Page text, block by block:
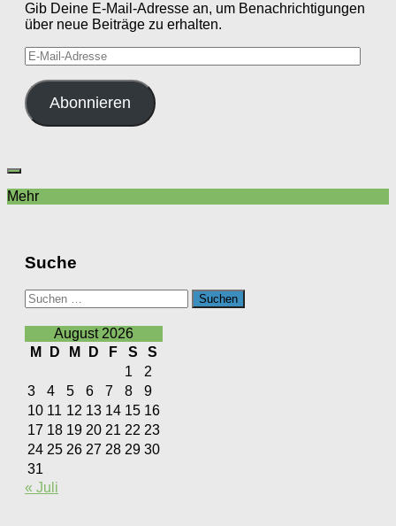
Gib Deine E-Mail-Adresse an, um Benachrichtigungen
über neue Beiträge zu erhalten.
E-
Mail-
Adresse
Abonnieren
Mehr
Suche
Suchen
nach:
August 2026
M
D M D F S
S
1
2
3
4 5 6 7 8
9
10 11 12 13 14 15 16
17 18 19 20 21 22 23
24 25 26 27 28 29 30
31
« Juli